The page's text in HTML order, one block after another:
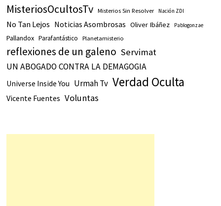
MisteriosOcultosTv Misterios Sin Resolver Nación ZDI
No Tan Lejos Noticias Asombrosas Oliver Ibáñez Pablogonzae
Pallandox Parafantástico Planetamisterio
reflexiones de un galeno Servimat
UN ABOGADO CONTRA LA DEMAGOGIA
Universe Inside You Urmah Tv Verdad Oculta
Vicente Fuentes Voluntas